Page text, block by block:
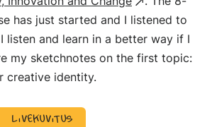
has just started and I listened to
listen and learn in a better way if I
my sketchnotes on the first topic:
creative identity.
Livekuvitus